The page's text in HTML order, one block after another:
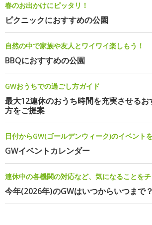
春のお出かけにピッタリ！
ピクニックにおすすめの公園
自然の中で家族や友人とワイワイ楽しもう！
BBQにおすすめの公園
GWおうちでの過ごし方ガイド
最大12連休のおうち時間を充実させるお
方をご提案
日付からGW(ゴールデンウィーク)のイベント
GWイベントカレンダー
連休中の各機関の対応など、気になることを
今年(2026年)のGWはいつからいつまで？